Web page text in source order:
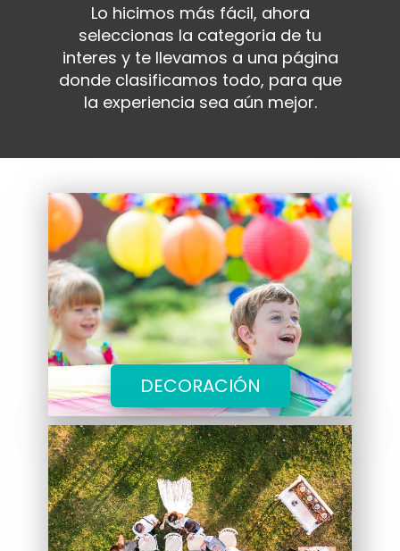
Lo hicimos más fácil, ahora
seleccionas la categoria de tu
interes y te llevamos a una página
donde clasificamos todo, para que
la experiencia sea aún mejor.
DECORACIÓN